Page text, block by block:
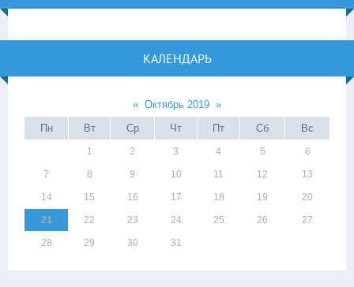
КАЛЕНДАРЬ
« Октябрь 2019 »
Пн
Вт Ср Чт Пт Сб Вс
1 2 3 4 5 6
7 8 9 10 11 12 13
14 15 16 17 18 19 20
21 22 23 24 25 26 27
28 29 30 31